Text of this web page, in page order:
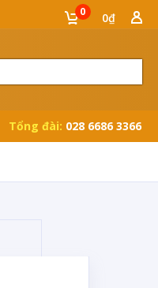
0 0₫
Tổng đài: 028 6686 3366